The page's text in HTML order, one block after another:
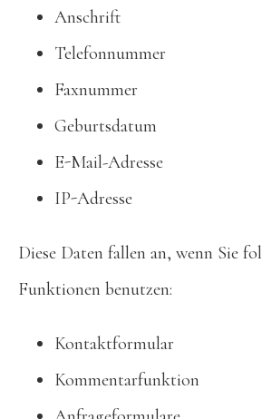
Anschrift
Telefonnummer
Faxnummer
Geburtsdatum
E-Mail-Adresse
IP-Adresse
Diese Daten fallen an, wenn Sie
Funktionen benutzen:
Kontaktformular
Kommentarfunktion